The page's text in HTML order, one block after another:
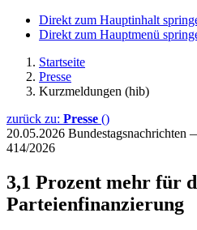
Direkt zum Hauptinhalt
Direkt zum Hauptmenü
Startseite
Presse
Kurzmeldungen (hib)
zurück zu: Presse ()
20.05.2026
414/2026
3,1 Prozent mehr für
Parteienfinanzierung